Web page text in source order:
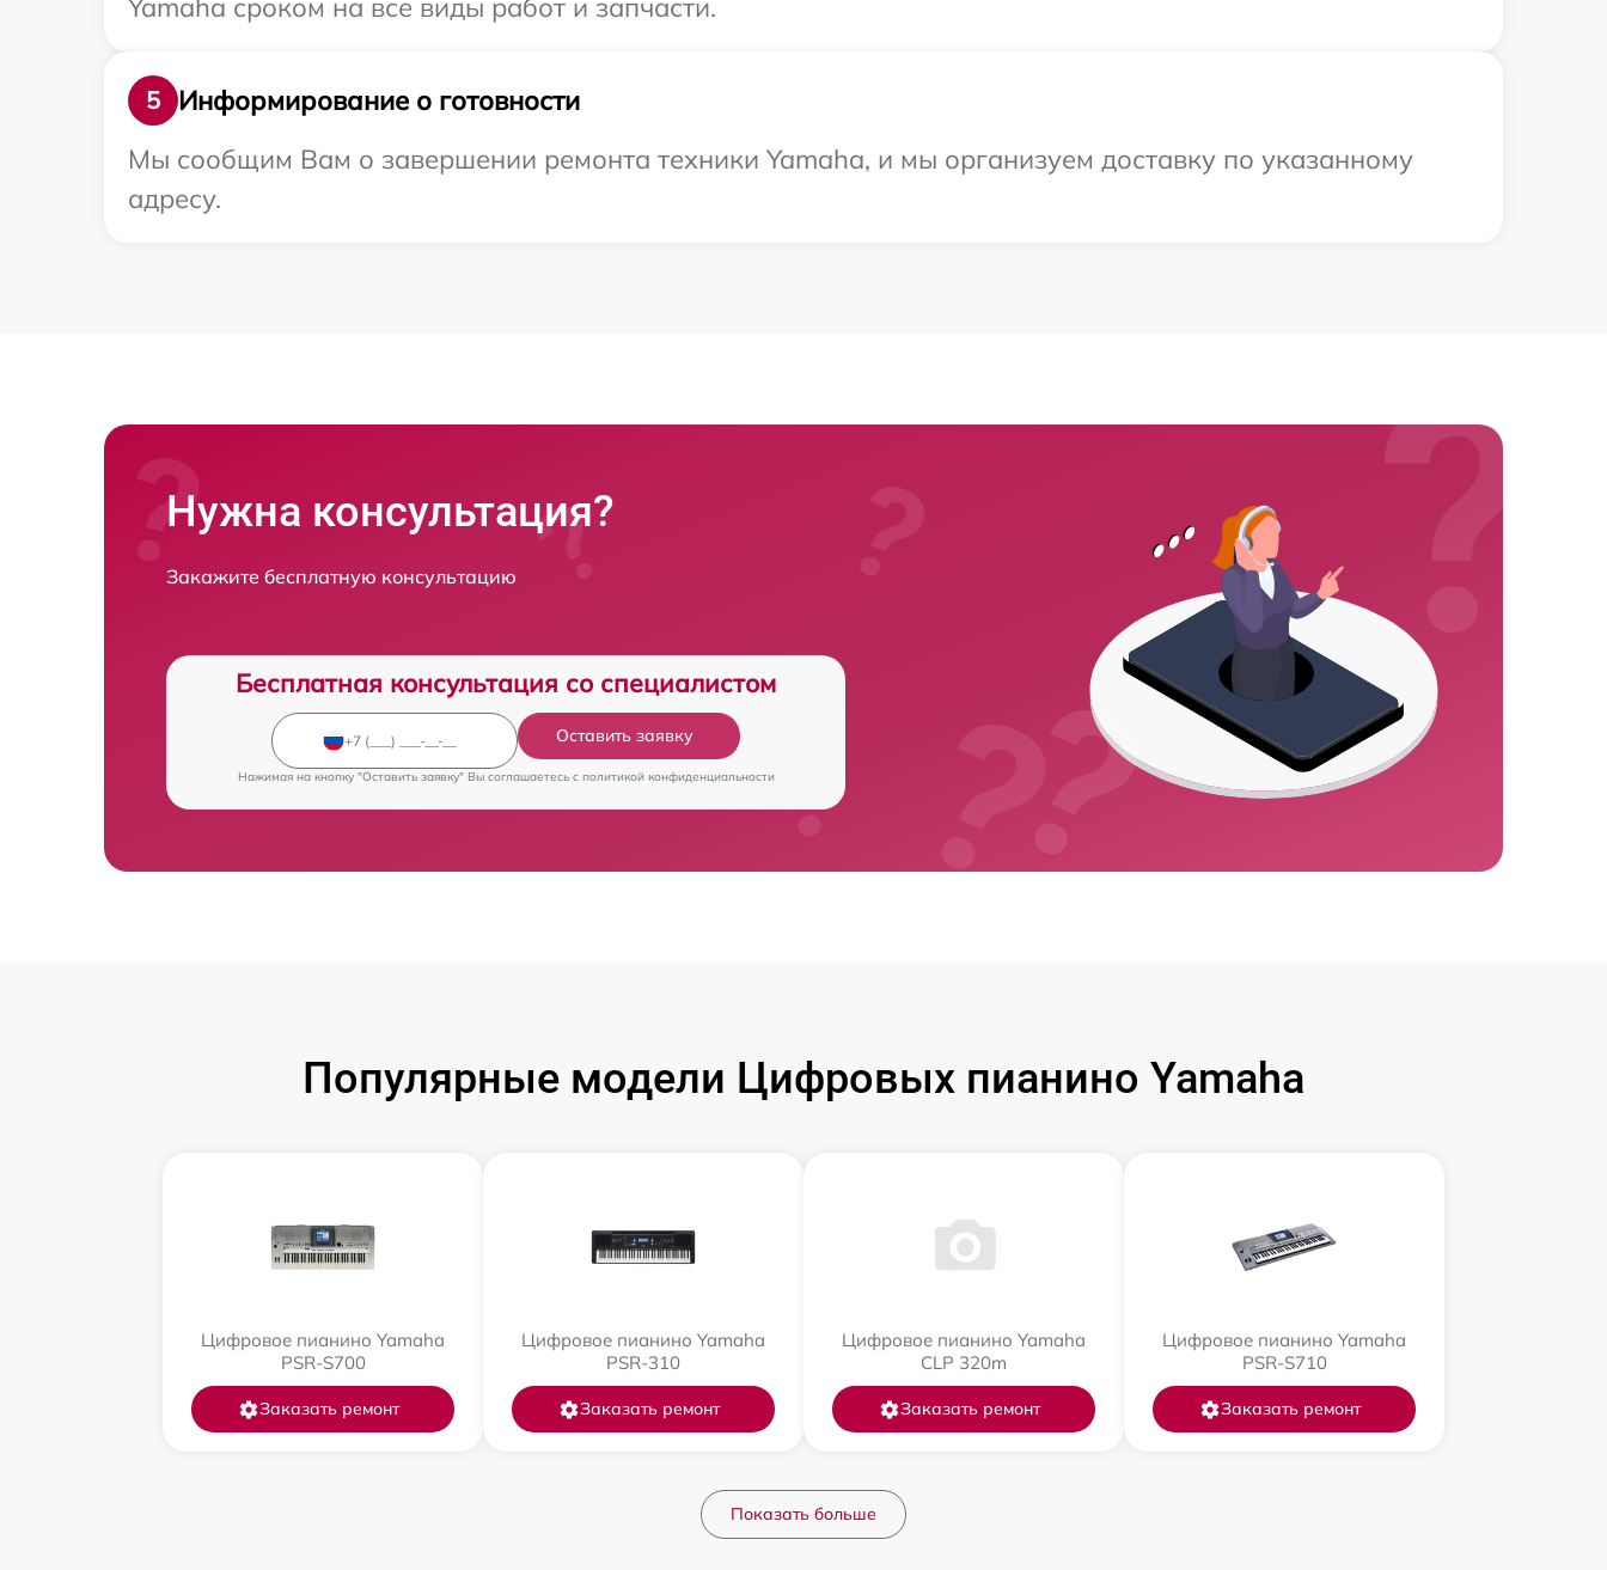
Yamaha сроком на все виды работ и запчасти.
5
Информирование о готовности
Мы сообщим Вам о завершении ремонта техники Yamaha, и мы организуем доставку по указанному
адресу.
Нужна консультация?
Закажите бесплатную консультацию
Бесплатная консультация со специалистом
Оставить заявку
Нажимая на кнопку "Оставить заявку" Вы соглашаетесь c политикой конфиденциальности
Популярные модели Цифровых пианино Yamaha
Цифровое пианино Yamaha
PSR-S700
Заказать ремонт
Цифровое пианино Yamaha
PSR-310
Заказать ремонт
Цифровое пианино Yamaha
CLP 320m
Заказать ремонт
Цифровое пианино Yamaha
PSR-S710
Заказать ремонт
Показать больше